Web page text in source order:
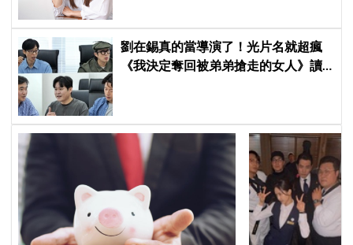
劉在錫真的當導演了！光片名就超瘋
《我決定奪回被弟弟搶走的女人》讀